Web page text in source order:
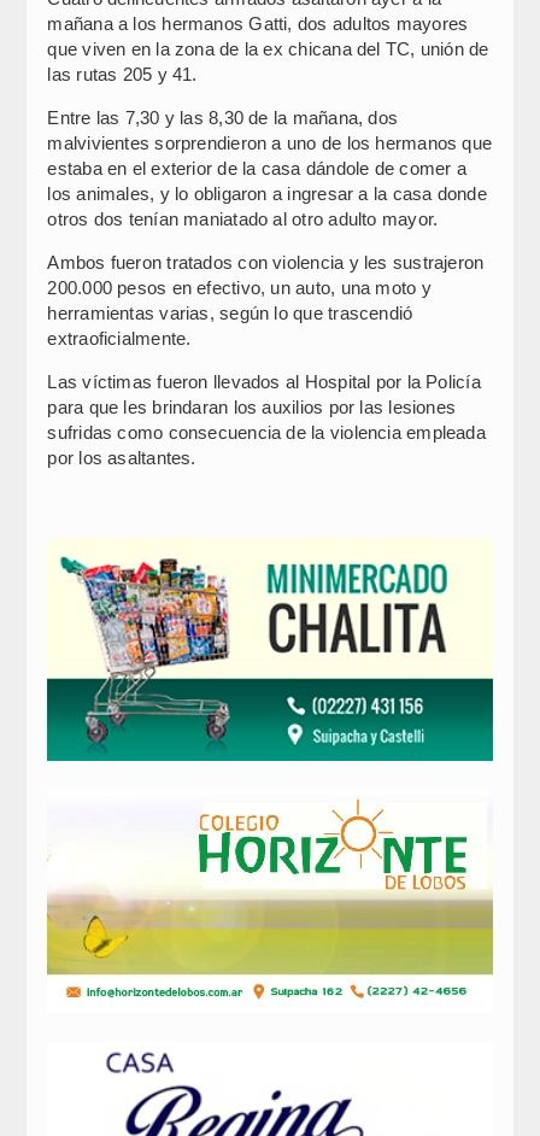
mañana a los hermanos Gatti, dos adultos mayores
que viven en la zona de la ex chicana del TC, unión de
las rutas 205 y 41.
Entre las 7,30 y las 8,30 de la mañana, dos
malvivientes sorprendieron a uno de los hermanos que
estaba en el exterior de la casa dándole de comer a
los animales, y lo obligaron a ingresar a la casa donde
otros dos tenían maniatado al otro adulto mayor.
Ambos fueron tratados con violencia y les sustrajeron
200.000 pesos en efectivo, un auto, una moto y
herramientas varias, según lo que trascendió
extraoficialmente.
Las víctimas fueron llevados al Hospital por la Policía
para que les brindaran los auxilios por las lesiones
sufridas como consecuencia de la violencia empleada
por los asaltantes.